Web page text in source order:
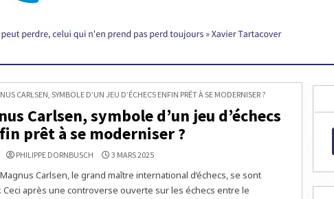
CARLSEN, SYMBOLE D’UN JEU D’ÉCHECS ENFIN PRÊT À SE MODERNISER ?
Carlsen, symbole d’un jeu d’échecs
prêt à se moderniser ?
PHILIPPE DORNBUSCH 3 MARS 2025
Carlsen, le grand maître international d’échecs, se sont
Ceci après une controverse ouverte sur les échecs entre le